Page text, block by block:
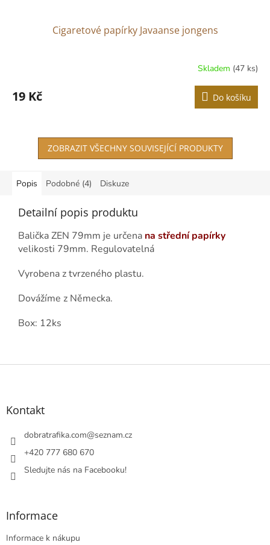
Cigaretové papírky Javaanse jongens
produktu
je
hvězdiček.
Skladem (47 ks)
19 Kč Do košíku
ZOBRAZIT VŠECHNY SOUVISEJÍCÍ PRODUKTY
Popis Podobné (4) Diskuze
Detailní popis produktu
Balička ZEN 79mm je určena na střední papírky
velikosti 79mm. Regulovatelná
Vyrobena z tvrzeného plastu.
Dovážíme z Německa.
Box: 12ks
Z
Kontakt
dobratrafika.com@seznam.cz
+420 777 680 670
Sledujte nás na Facebooku!
Informace
Informace k nákupu